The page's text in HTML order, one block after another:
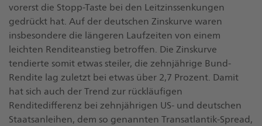
vorerst die Stopp-Taste bei den Leitzinssenkungen
gedrückt hat. Auf der deutschen Zinskurve waren
insbesondere die längeren Laufzeiten von einem
leichten Renditeanstieg betroffen. Die Zinskurve
tendierte somit etwas steiler, die zehnjährige Bund-
Rendite lag zuletzt bei etwas über 2,7 Prozent. Damit
hat sich auch der Trend zur rückläufigen
Renditedifferenz bei zehnjährigen US- und deutschen
Staatsanleihen, dem so genannten Transatlantik-Spread,